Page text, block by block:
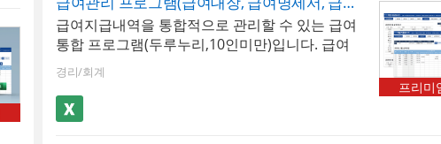
됩니다. ※ 프로그램 규격 : MS오피스 엑셀 2007
이상 ※ 프로그램 구성 : 회사정보, 사원정보, 급여
입력, 급여대장, 급여명세서, 급여입금내역, 급여
통계관리, 증명서발행(재직증명서, 경력증명서,
있습니다. 4대보험이 자동계산(소득세,주민세,고
용보험,국민연금,건강보험,장기요양보험)되고,
급여지급항목 및 공제항목은 최대 20개까지 추가
할 수 있습니다.
급여지급내역을 통합적으로 관리할 수 있는 급여
통합 프로그램(두루누리,10인미만)입니다. 급여
내역을 월별로 입력, 저장, 검색할 수 있습니다. 두
루누리 사회보험이 적용된 급여서식으로 월소득
이 270만원 미만의 근로자는 [고용보험]과 [국민
연금]이 80 할인된 금액으로 계산되며, 예술인의
경리/회계
프리미